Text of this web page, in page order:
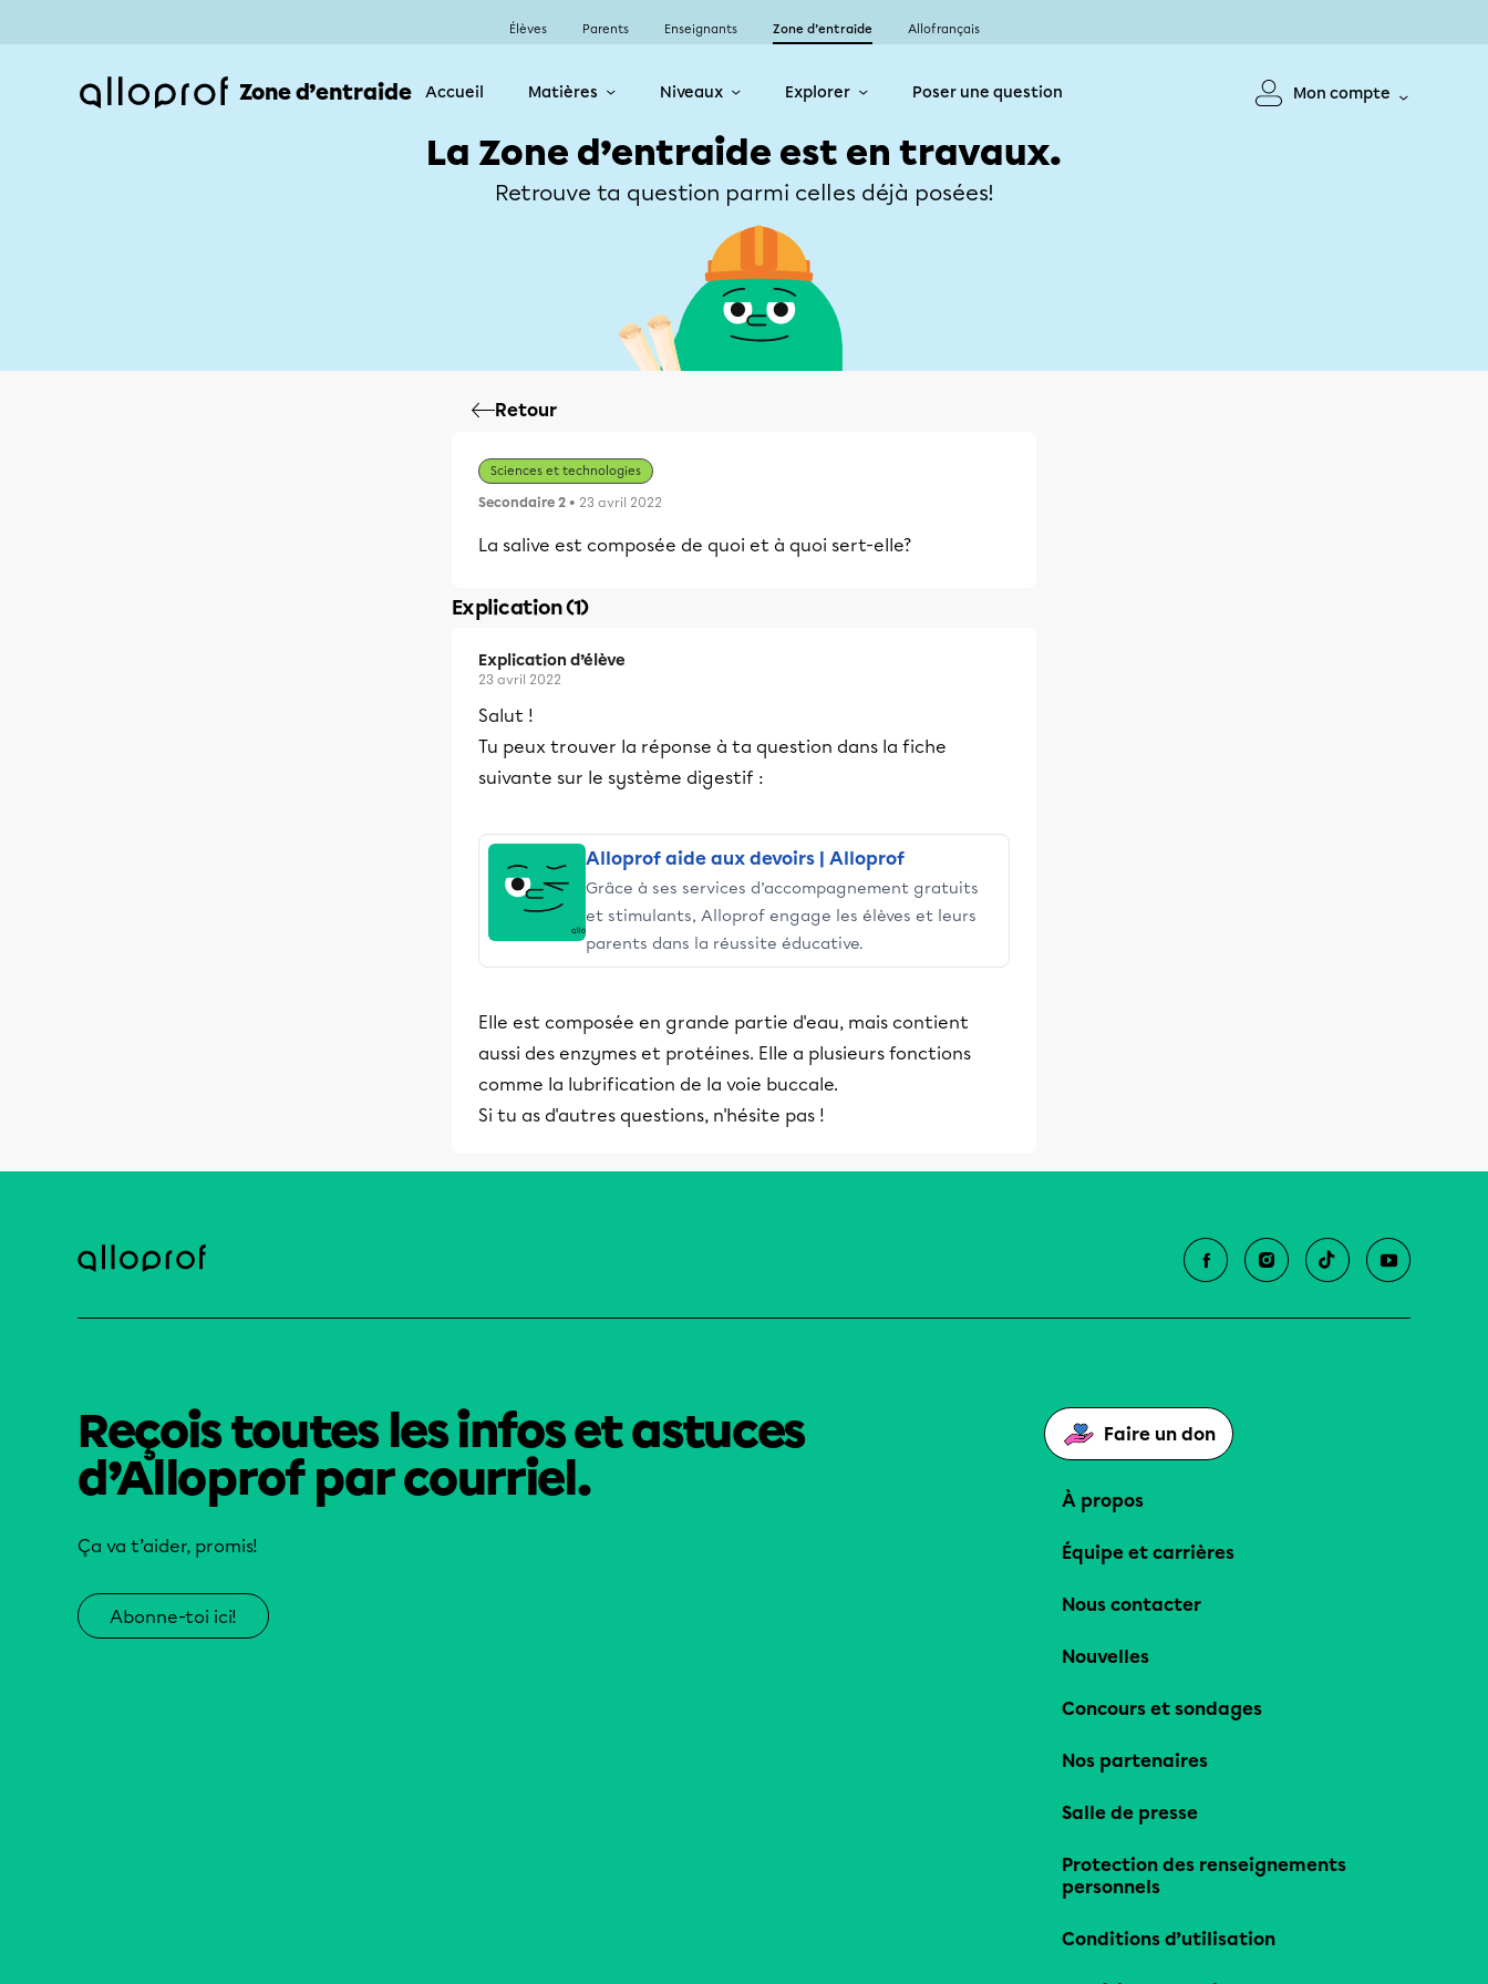
Élèves Parents Enseignants Zone d’entraide Allofrançais
Zone d’entraide Accueil Matières Niveaux Explorer Poser une question Mon compte
La Zone d’entraide est en travaux.
Retrouve ta question parmi celles déjà posées!
Retour
Sciences et technologies
Secondaire 2 • 23 avril 2022
La salive est composée de quoi et à quoi sert-elle?
Explication (1)
Explication d’élève
23 avril 2022
Salut !
Tu peux trouver la réponse à ta question dans la fiche
suivante sur le système digestif :
Alloprof aide aux devoirs | Alloprof
Grâce à ses services d’accompagnement gratuits
et stimulants, Alloprof engage les élèves et leurs
parents dans la réussite éducative.
Elle est composée en grande partie d'eau, mais contient
aussi des enzymes et protéines. Elle a plusieurs fonctions
comme la lubrification de la voie buccale.
Si tu as d'autres questions, n'hésite pas !
Reçois toutes les infos et astuces
d’Alloprof par courriel.
Ça va t’aider, promis!
Abonne-toi ici!
Faire un don
À propos
Équipe et carrières
Nous contacter
Nouvelles
Concours et sondages
Nos partenaires
Salle de presse
Protection des renseignements
personnels
Conditions d’utilisation